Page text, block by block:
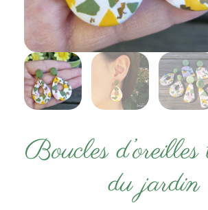
Boucles
du jardin